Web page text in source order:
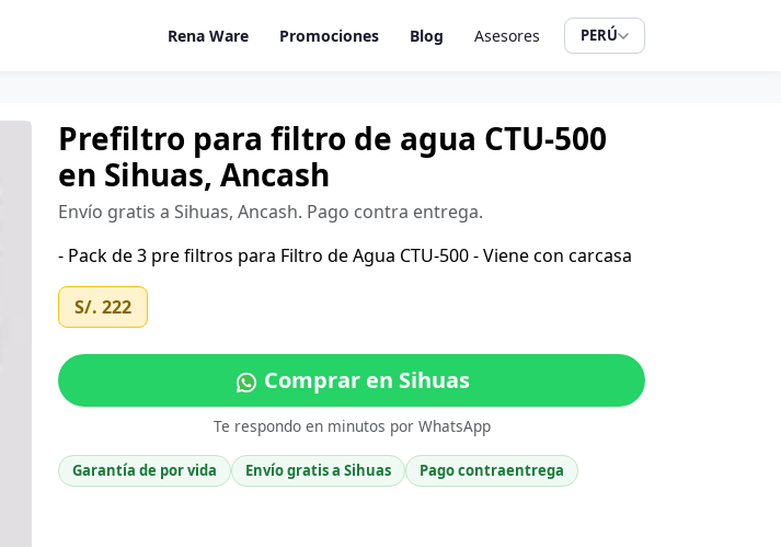
Rena Ware Promociones Blog Asesores PERÚ
Prefiltro para filtro de agua CTU-500
en Sihuas, Ancash
Envío gratis a Sihuas, Ancash. Pago contra entrega.
- Pack de 3 pre filtros para Filtro de Agua CTU-500 - Viene con carcasa
S/. 222
Comprar en Sihuas
Te respondo en minutos por WhatsApp
Garantía de por vida Envío gratis a Sihuas Pago contraentrega